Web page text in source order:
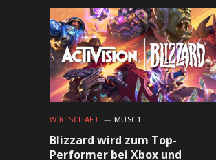
WIRTSCHAFT MUSC1
Blizzard wird zum Top-
Performer bei Xbox und